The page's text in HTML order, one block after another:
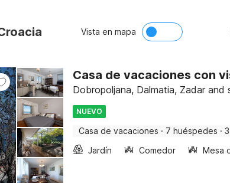
Vista en mapa
Casa de vacaciones con
Dobropoljana, Dalmatia, Zadar and
NUEVO
Casa de vacaciones · 7 huéspedes ·
Jardín
Comedor